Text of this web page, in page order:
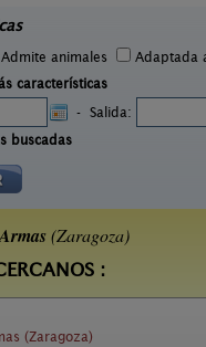
Admite animales
Adaptada
características
- Salida:
buscadas
(Zaragoza)
:
(Zaragoza)